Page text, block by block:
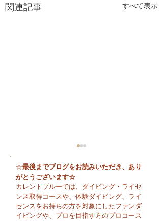
関連記事 すべて表示
☆最後までブログをお読みいただき、あり
がとうございます☆
カレントブルーでは、ダイビング・ライセ
ンス取得コースや、体験ダイビング、ライ
センスをお持ちの方を対象にしたファンダ
イビングや、プロを目指す方のプロコース